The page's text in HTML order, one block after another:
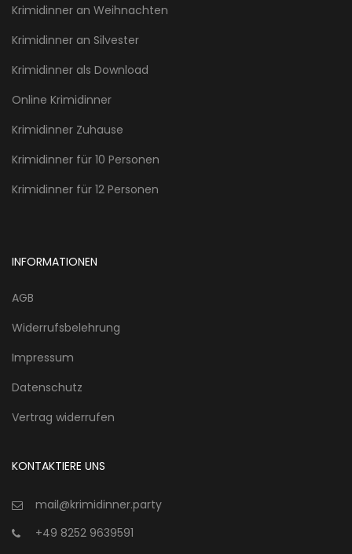
Krimidinner an Weihnachten
Krimidinner an Silvester
Krimidinner als Download
Online Krimidinner
Krimidinner Zuhause
Krimidinner für 10 Personen
Krimidinner für 12 Personen
INFORMATIONEN
AGB
Widerrufsbelehrung
Impressum
Datenschutz
Vertrag widerrufen
KONTAKTIERE UNS
mail@krimidinner.party
+49 8252 9639591